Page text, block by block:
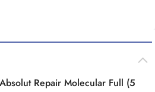
Repair Molecular Full (5